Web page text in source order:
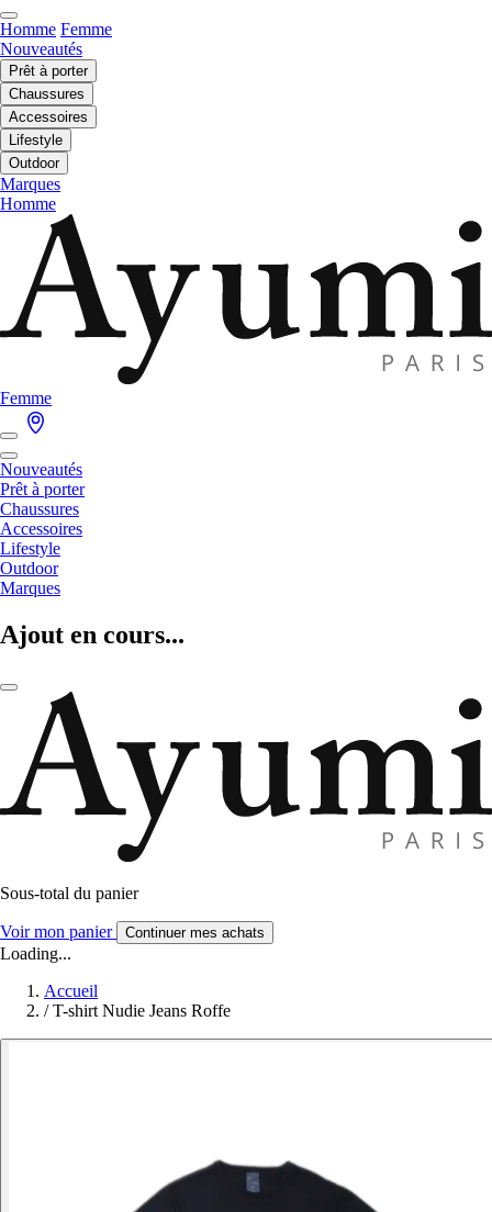
Homme Femme
Nouveautés
Prêt à porter
Chaussures
Accessoires
Lifestyle
Outdoor
Marques
Homme
Femme
Nouveautés
Prêt à porter
Chaussures
Accessoires
Lifestyle
Outdoor
Marques
Ajout en cours...
Sous-total du panier
Voir mon panier Continuer mes achats
Loading...
Accueil
/ T-shirt Nudie Jeans Roffe